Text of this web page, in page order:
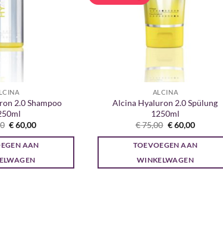
2.0 Shampoo
Oorspronkelijke
was:
€ 75,00.
€60,00Huidige
is:
€ 60,00.
AAN
ALCINA
Alcina Hyaluron 2.0 Spülung
1250ml
€75,00 Oorspronkelijke
was:
€ 75,00.
€60,00Huidige
is:
€ 60,00.
TOEVOEGEN AAN
WINKELWAGEN